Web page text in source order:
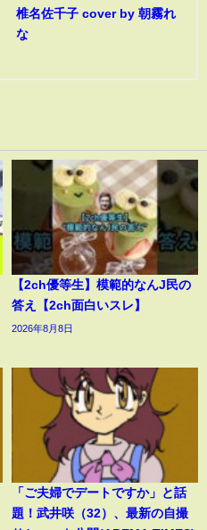
椎名佐千子 cover by 朝霧れ
な
【2ch優等生】模範的なんJ民の
答え【2ch面白いスレ】
2026年8月8日
「ご夫婦でデートですか」と話
題！武井咲（32）、最新の自撮